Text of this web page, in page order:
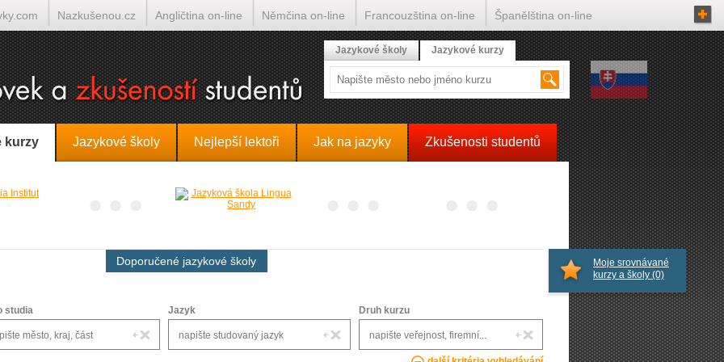
kurzy Jazykové školy Nejlepší lektoři Jak na jazyky Zkušenosti studentů
Doporučené jazykové školy
studia Jazyk Druh kurzu
Moje srovnávané
kurzy a školy (0)
Jazykové školy Jazykové kurzy
Nazkušenou.cz Angličtina on-line Němčina on-line Francouzština on-line Španělština on-line